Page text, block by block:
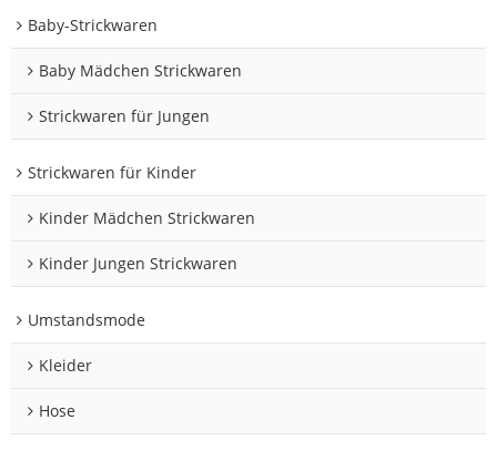
Baby-Strickwaren
Baby Mädchen Strickwaren
Strickwaren für Jungen
Strickwaren für Kinder
Kinder Mädchen Strickwaren
Kinder Jungen Strickwaren
Umstandsmode
Kleider
Hose